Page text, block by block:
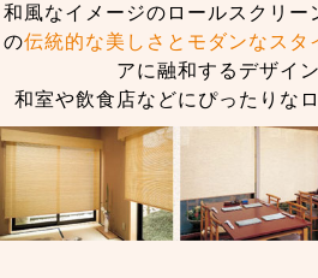
和風なイメージのロールスクリー
の伝統的な美しさとモダンなスタ
アに融和するデザイ
和室や飲食店などにぴったりな